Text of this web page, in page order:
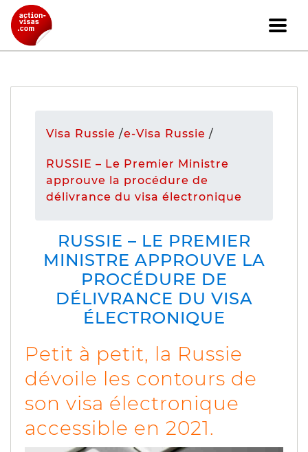
Visa Russie /e-Visa Russie /
RUSSIE – Le Premier Ministre
approuve la procédure de
délivrance du visa électronique
RUSSIE – LE PREMIER
MINISTRE APPROUVE LA
PROCÉDURE DE
DÉLIVRANCE DU VISA
ÉLECTRONIQUE
Petit à petit, la Russie
dévoile les contours de
son visa électronique
accessible en 2021.